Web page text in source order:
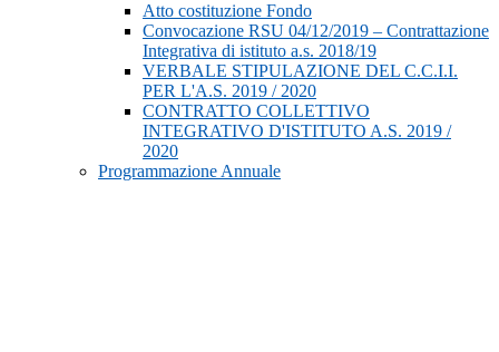
Atto costituzione Fondo
Convocazione RSU 04/12/2019 – Contrattazione
Integrativa di istituto a.s. 2018/19
VERBALE STIPULAZIONE DEL C.C.I.I.
PER L'A.S. 2019 / 2020
CONTRATTO COLLETTIVO
INTEGRATIVO D'ISTITUTO A.S. 2019 /
2020
Programmazione Annuale